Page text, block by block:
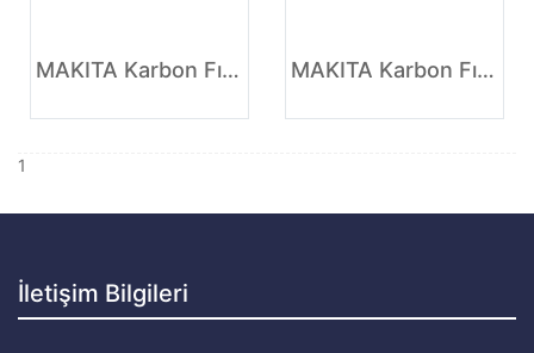
MAKITA Karbon Fırça Şirketi MAKITA Karbon Fırça, açılı taşlama makinesi için
1
İletişim Bilgileri